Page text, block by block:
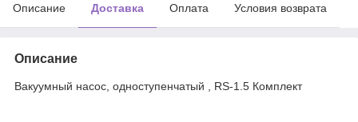
Описание Доставка Оплата Условия возврата
Описание
Вакуумный насос, одноступенчатый , RS-1.5 Комплект